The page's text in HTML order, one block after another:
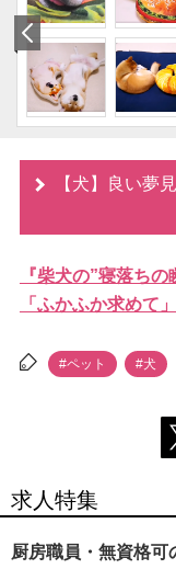
【犬】良い夢
『柴犬の”寝落ち
「ふかふか求めて
#ペット #犬
求人特集
厨房職員・無資格可